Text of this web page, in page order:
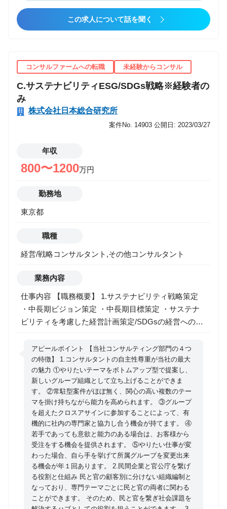
この求人について話を聞く
コンサルファームへの転職 未経験からコンサル
C.サステナビリティESG/SDGs戦略※経験者の
み
株式会社日本総合研究所
案件No. 14903 公開日: 2023/03/27
年収
800〜1200万円
勤務地
東京都
職種
経営/戦略コンサルタント,その他コンサルタント
業務内容
仕事内容 【職務概要】 1.サステナビリティ戦略策定
・中長期ビジョン策定 ・中長期目標策定 ・サステナ
ビリティを考慮した経営計画策定/SDGsの経営への統
ント ・サステナビリティを考慮したバリューチェー
ン/サプライチェーンマネジメント ・個別ESG課題へ
の対応（TCFD/人権/カーボンニュートラル等）など 3.
上記の他、社会的インパクト評価や各種情報開示対応
を実施
アピールポイント 【当社コンサルティング部門の４つ
の特徴】 1.コンサルタントの自主性尊重が当社の最大
の魅力 ①やりたいテーマをボトムアップ型で提案し、
新しいグループ組織として立ち上げることができま
す。 ②常駐型案件がほぼ無く、関心の高い複数のテー
マを掛け持ちながら能力を高められます。 ③グループ
を超えたクロスアサインに参加することによって、有
機的に社内の専門家と協力し合う機会が持てます。 ④
若手であっても意欲と能力のある場合は、お客様から
受注をする機会を提供されます。 ⑤やりたい仕事が変
わった場合、自ら手を挙げて所属グループを変更出来
る機会が年１回あります。 2.民間企業と官公庁を繋げ
る役割と仕組み 民と官の顧客別に分けない組織編制と
なっており、専門テーマごとに民と官の両者に関わる
ことができます。 そのため、民と官を繋ぎ社会課題を